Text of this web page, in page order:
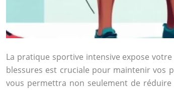
La pratique sportive intensive expose
blessures est cruciale pour maintenir vos
vous permettra non seulement de réduire